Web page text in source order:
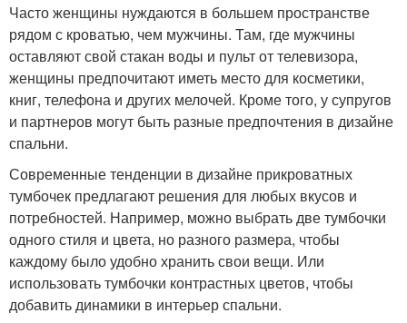
Часто женщины нуждаются в большем пространстве
рядом с кроватью, чем мужчины. Там, где мужчины
оставляют свой стакан воды и пульт от телевизора,
женщины предпочитают иметь место для косметики,
книг, телефона и других мелочей. Кроме того, у супругов
и партнеров могут быть разные предпочтения в дизайне
спальни.
Современные тенденции в дизайне прикроватных
тумбочек предлагают решения для любых вкусов и
потребностей. Например, можно выбрать две тумбочки
одного стиля и цвета, но разного размера, чтобы
каждому было удобно хранить свои вещи. Или
использовать тумбочки контрастных цветов, чтобы
добавить динамики в интерьер спальни.